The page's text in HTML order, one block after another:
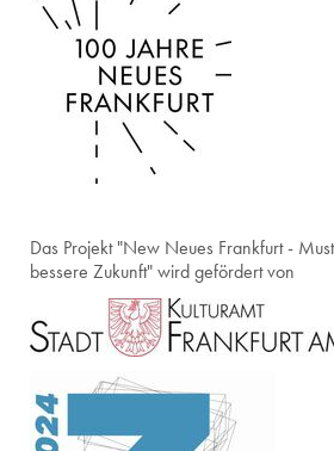
Das Projekt "New Neues Frankfurt -
bessere Zukunft" wird gefördert von